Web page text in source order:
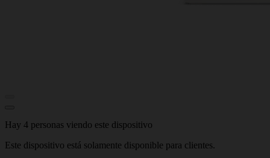
Hay 4 personas viendo este dispositivo
Este dispositivo está solamente disponible para clientes.